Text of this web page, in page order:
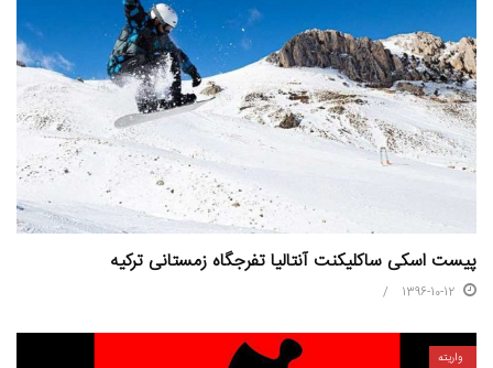
پیست اسکی ساکلیکنت آنتالیا تفرجگاه زمستانی ترکیه
1396-10-12
واریته